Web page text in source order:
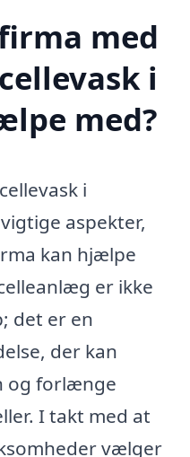
med
i
med?
i
aspekter,
kan hjælpe
er ikke
det er en
der kan
og forlænge
I takt med at
vælger